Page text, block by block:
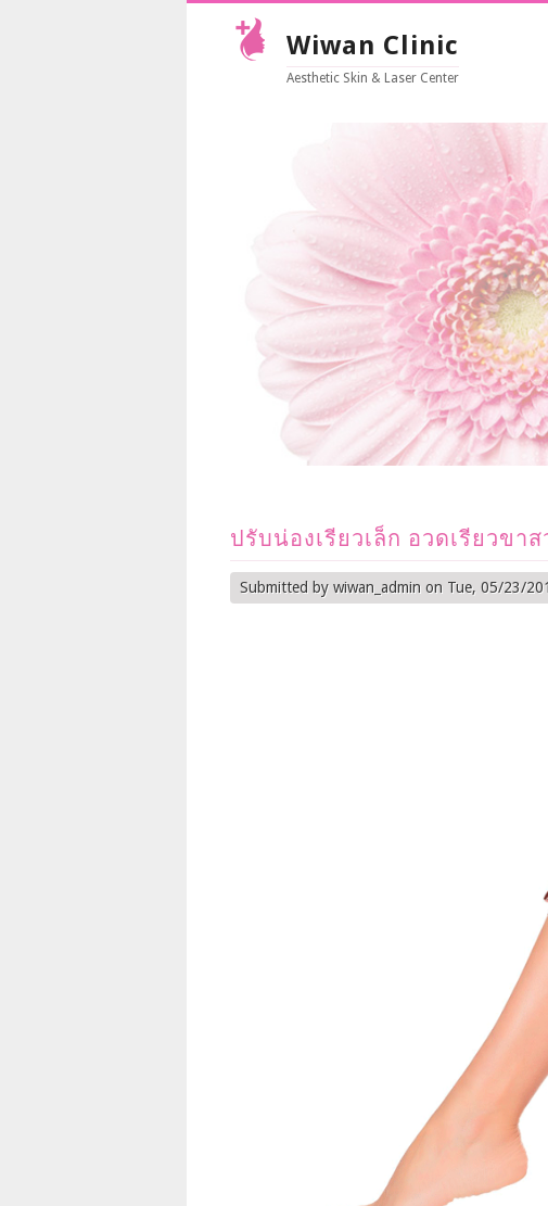
Wiwan Clinic
Aesthetic Skin & Laser Center
ปรับน่องเรียวเล็ก อวดเรียวขา
Submitted by wiwan_admin on Tue, 05/23/